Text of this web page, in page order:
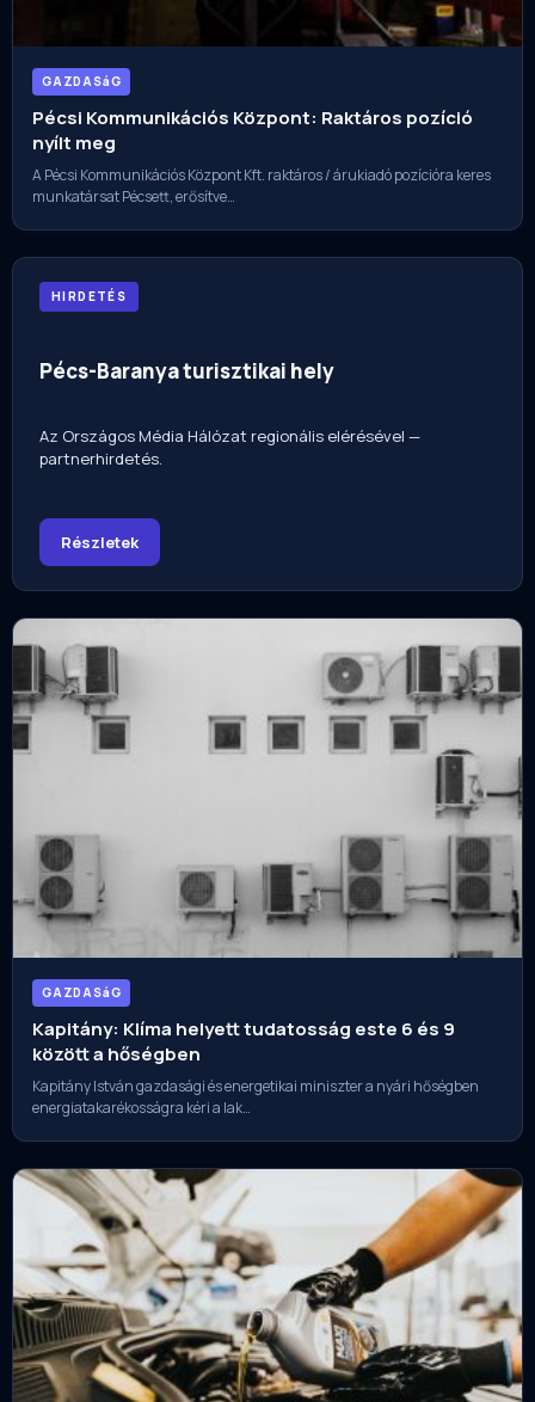
GAZDASáG
Pécsi Kommunikációs Központ: Raktáros pozíció
nyílt meg
A Pécsi Kommunikációs Központ Kft. raktáros / árukiadó pozícióra keres
munkatársat Pécsett, erősítve…
HIRDETÉS
Pécs-Baranya turisztikai hely
Az Országos Média Hálózat regionális elérésével —
partnerhirdetés.
Részletek
GAZDASáG
Kapitány: Klíma helyett tudatosság este 6 és 9
között a hőségben
Kapitány István gazdasági és energetikai miniszter a nyári hőségben
energiatakarékosságra kéri a lak…